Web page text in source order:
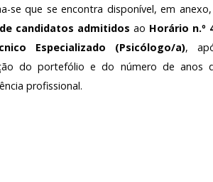
se que se encontra disponível, em
candidatos admitidos ao Horário n.º
Especializado (Psicólogo/a),
do portefólio e do número de anos
profissional.